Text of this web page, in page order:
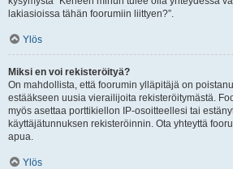
lakiasioissa tähän foorumiin liittyen?”.
Ylös
Miksi en voi rekisteröityä?
On mahdollista, että foorumin ylläpitäjä on
estääkseen uusia vierailijoita rekisteröitymästä.
myös asettaa porttikiellon IP-osoitteellesi tai
käyttäjätunnuksen rekisteröinnin. Ota yhteyttä
apua.
Ylös